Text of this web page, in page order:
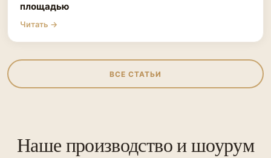
площадью
Читать →
ВСЕ СТАТЬИ
Наше производство и шоурум